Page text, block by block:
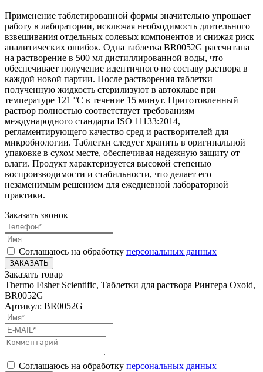
Применение таблетированной формы значительно упрощает
работу в лаборатории, исключая необходимость длительного
взвешивания отдельных солевых компонентов и снижая риск
аналитических ошибок. Одна таблетка BR0052G рассчитана
на растворение в 500 мл дистиллированной воды, что
обеспечивает получение идентичного по составу раствора в
каждой новой партии. После растворения таблетки
полученную жидкость стерилизуют в автоклаве при
температуре 121 °C в течение 15 минут. Приготовленный
раствор полностью соответствует требованиям
международного стандарта ISO 11133:2014,
регламентирующего качество сред и растворителей для
микробиологии. Таблетки следует хранить в оригинальной
упаковке в сухом месте, обеспечивая надежную защиту от
влаги. Продукт характеризуется высокой степенью
воспроизводимости и стабильности, что делает его
незаменимым решением для ежедневной лабораторной
практики.
Заказать звонок
Соглашаюсь на обработку персональных данных
ЗАКАЗАТЬ
Заказать товар
Thermo Fisher Scientific, Таблетки для раствора Рингера Oxoid,
BR0052G
Артикул: BR0052G
Соглашаюсь на обработку персональных данных